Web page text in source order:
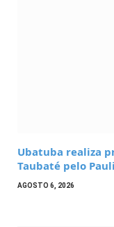
Ubatuba realiza
Taubaté pelo
AGOSTO 6, 2026